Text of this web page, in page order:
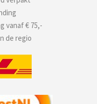
vanaf € 75,-
de regio